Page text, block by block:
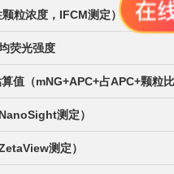
粒浓度，IFCM测定）
荧光强度
值（mNG+APC+占APC+颗粒比
测定）
测定）